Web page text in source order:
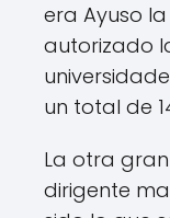
era Ayuso
autorizado
un total de
La otra
dirigente